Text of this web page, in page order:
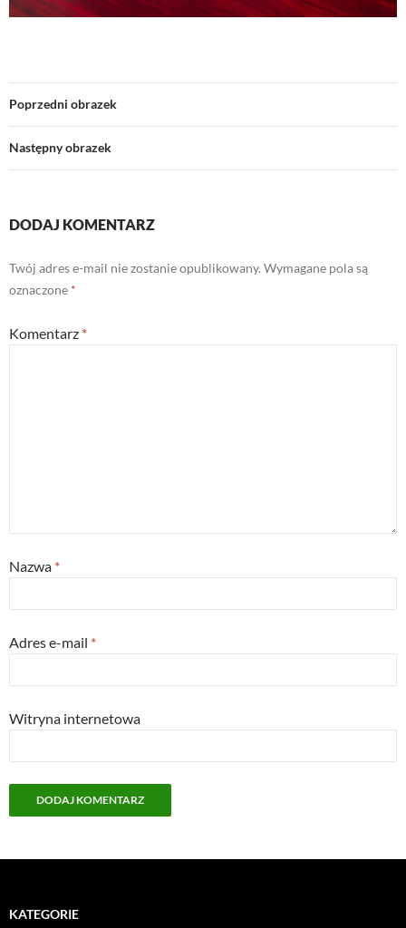
Poprzedni obrazek
Następny obrazek
DODAJ KOMENTARZ
Twój adres e-mail nie zostanie opublikowany. Wymagane pola są
oznaczone *
Komentarz *
Nazwa *
Adres e-mail *
Witryna internetowa
KATEGORIE